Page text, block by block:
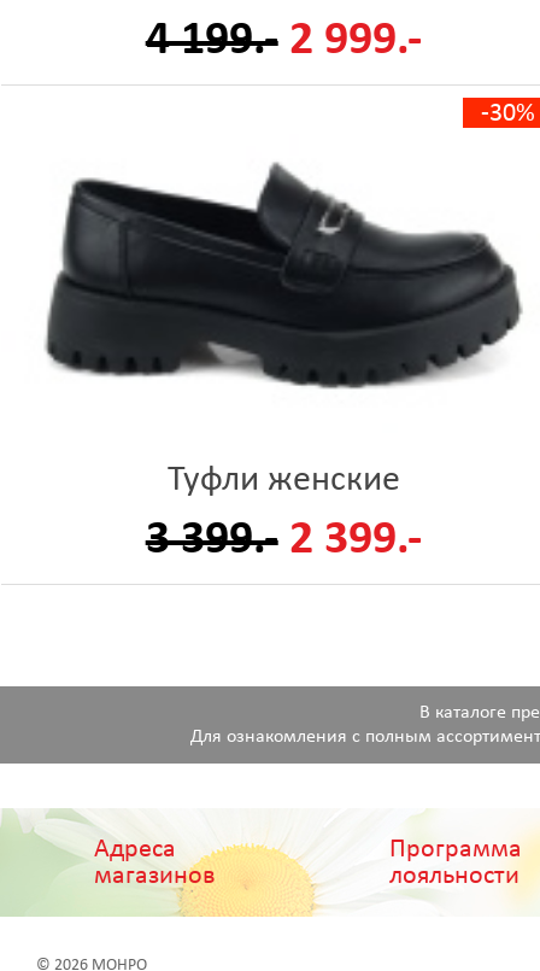
4 199.- 2 999.-
-30%
Туфли женские
3 399.- 2 399.-
В каталоге
Для ознакомления с полным
Адреса
магазинов
Программа
лояльности
© 2026 МОНРО